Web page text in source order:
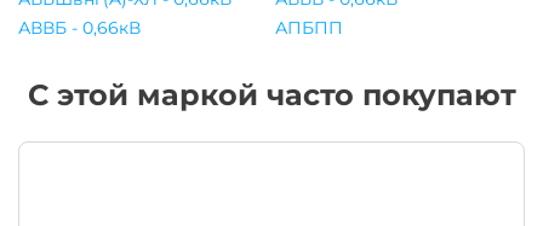
АВВБ - 0,66кВ
АПБПП
С этой маркой часто покупают